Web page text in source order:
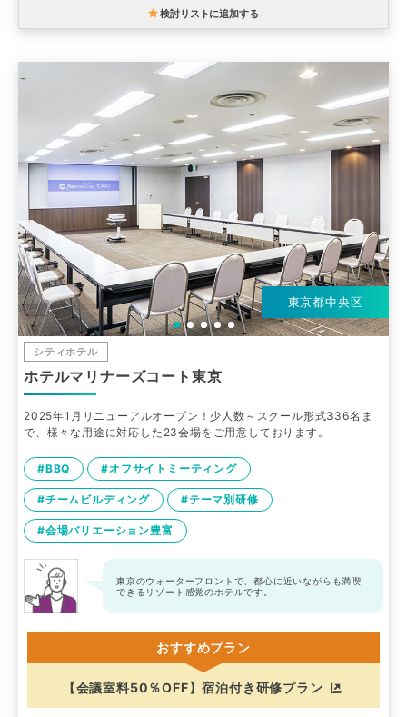
検討リストに追加する
東京都中央区
シティホテル
ホテルマリナーズコート東京
2025年1月リニューアルオープン！少人数～スクール形式336名ま
で、様々な用途に対応した23会場をご用意しております。
#BBQ #オフサイトミーティング
#チームビルディング #テーマ別研修
#会場バリエーション豊富
東京のウォーターフロントで、都心に近いながらも満喫
できるリゾート感覚のホテルです。
おすすめプラン
【会議室料50％OFF】宿泊付き研修プラン